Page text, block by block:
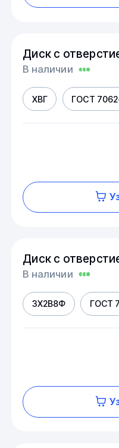
Диск с
В наличии
ХВГ ГОСТ
Диск с
В наличии
3Х2В8Ф ГОСТ